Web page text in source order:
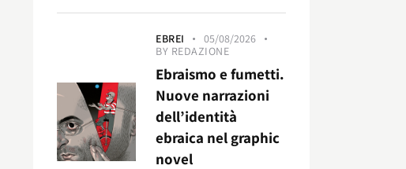
EBREI
05/08/2026
BY REDAZIONE
Ebraismo e fumetti.
Nuove narrazioni
dell’identità
ebraica nel graphic
novel